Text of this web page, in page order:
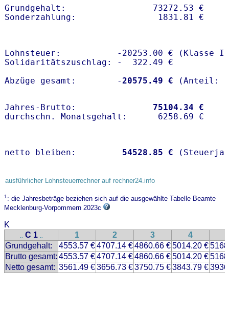
Grundgehalt:                 73272.53 €
Lohnsteuer:           -20253.00 € (Klasse I)
Solidaritätszuschlag: -  322.49 €
Abzüge gesamt:        -20575.49 €
Jahres-Brutto: 75104.34 €
netto bleiben: 54528.85 €
ausführlicher Lohnsteuerrechner auf rechner24.info
1: die Jahresbeträge beziehen sich auf die ausgewählte Tabelle Beamte
Mecklenburg-Vorpommern 2023c
K
.. C 1 .. 1 2 3 4
Grundgehalt:
4553.57 €4707.14 €4860.66 €5014.20 €
Brutto gesamt: 4553.57 €4707.14 €4860.66 €5014.20 €
Netto gesamt: 3561.49 €3656.73 €3750.75 €3843.79 €